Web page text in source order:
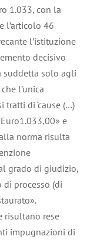
1.033, con la
l’articolo 46
l’istituzione
decisivo
suddetta solo agli
l’unica
di ‘cause (…)
e
norma risulta
grado di giudizio,
processo (di
risultano rese
impugnazioni di